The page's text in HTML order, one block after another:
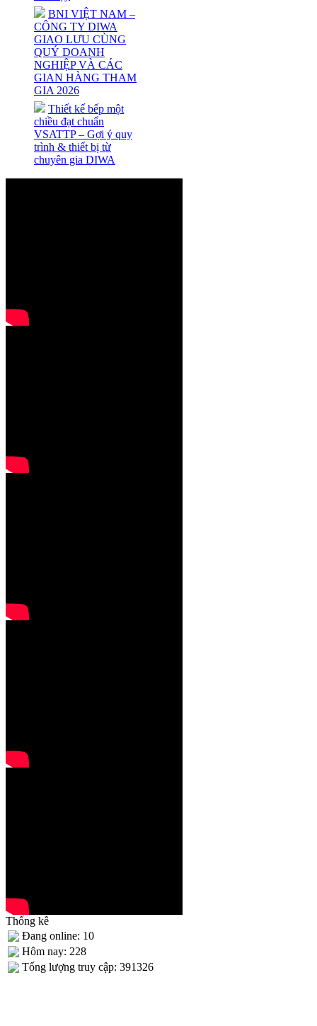
BNI VIỆT NAM –
CÔNG TY DIWA
GIAO LƯU CÙNG
QUÝ DOANH
NGHIỆP VÀ CÁC
GIAN HÀNG THAM
GIA 2026
Thiết kế bếp một
chiều đạt chuẩn
VSATTP – Gợi ý quy
trình & thiết bị từ
chuyên gia DIWA
Thống kê
Đang online: 10
Hôm nay: 228
Tống lượng truy cập: 391326